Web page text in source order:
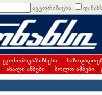
ავტორიზაცია
ეკონომიკა/ბიზნესი |
| ახალი ამბები | ბოლო ამბები |